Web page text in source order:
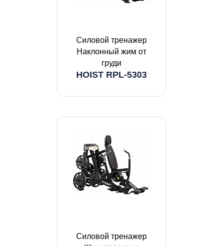
Силовой тренажер
Наклонный жим от
груди
HOIST RPL-5303
Силовой тренажер